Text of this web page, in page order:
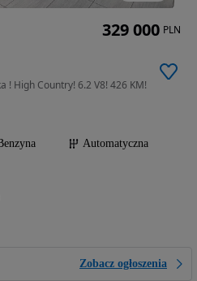
! High Country! 6.2 V8! 426 KM!
Automatyczna
Zobacz ogłoszenia
329 000 PLN